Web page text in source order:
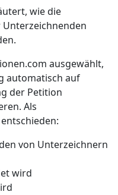
wie die
ausgewählt,
automatisch auf
der Petition
Als
von Unterzeichnern
wird